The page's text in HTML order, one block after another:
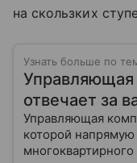
на скользких
Узнать больше по
Управляющая
отвечает за
Управляющая
которой